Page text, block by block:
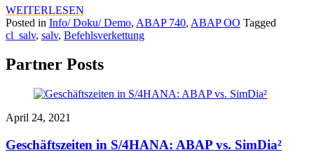
WEITERLESEN
Posted in Info/ Doku/ Demo, ABAP 740, ABAP OO Tagged
cl_salv, salv, Befehlsverkettung
Partner Posts
April 24, 2021
Geschäftszeiten in S/4HANA: ABAP vs. SimDia²